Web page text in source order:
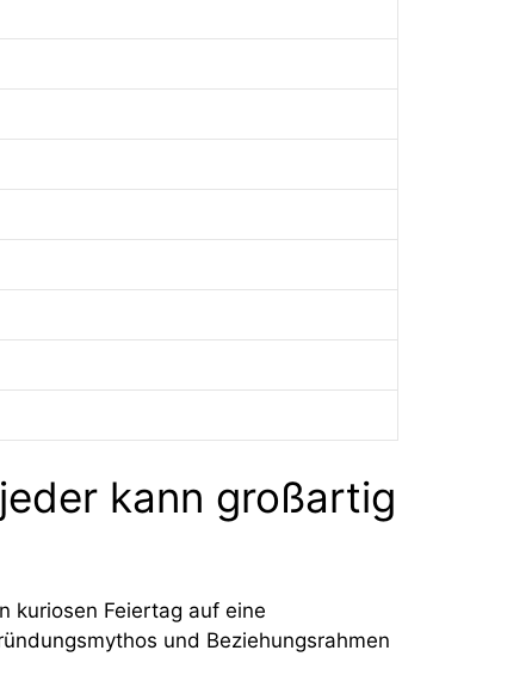
kann großartig
kuriosen Feiertag auf eine
und Beziehungsrahmen